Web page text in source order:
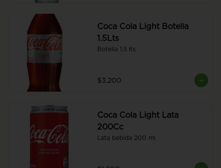
Coca Cola Light Botella
1.5Lts
Botella 1,5 lts
$3.200
Coca Cola Light Lata
200Cc
Lata bebida 200 ml